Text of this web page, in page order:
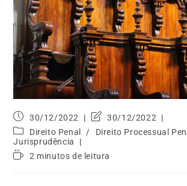
30/12/2022
30/12/2022
Direito Penal
/ Direito Processual
Jurisprudência
2 minutos de leitura